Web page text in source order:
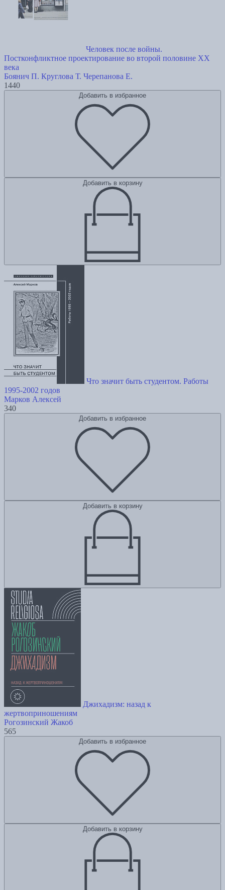
Человек после войны.
Постконфликтное проектирование во второй половине ХХ
века
Боянич П. Круглова Т. Черепанова Е.
1440
Добавить в избранное
Добавить в корзину
Что значит быть студентом. Работы
1995-2002 годов
Марков Алексей
340
Добавить в избранное
Добавить в корзину
Джихадизм: назад к
жертвоприношениям
Рогозинский Жакоб
565
Добавить в избранное
Добавить в корзину